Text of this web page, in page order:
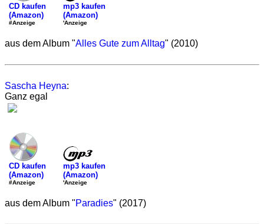
CD kaufen
(Amazon)
#Anzeige
mp3 kaufen
(Amazon)
'Anzeige
aus dem Album "Alles Gute zum Alltag" (2010)
Sascha Heyna:
Ganz egal
CD kaufen
(Amazon)
#Anzeige
mp3 kaufen
(Amazon)
'Anzeige
aus dem Album "Paradies" (2017)